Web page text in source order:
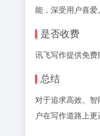
能，深受用户喜爱。
是否收费
讯飞写作提供免
总结
对于追求高效、
户在写作道路上更